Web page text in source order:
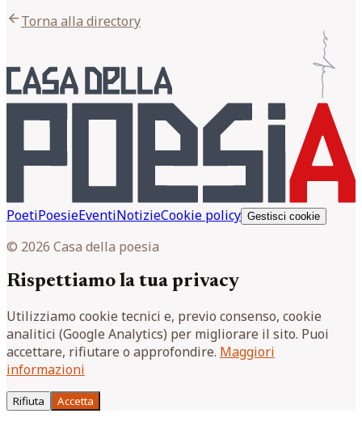
arrow_backTorna alla directory
PoetiPoesieEventiNotizieCookie policy Gestisci cookie
© 2026 Casa della poesia
Rispettiamo la tua privacy
Utilizziamo cookie tecnici e, previo consenso, cookie
analitici (Google Analytics) per migliorare il sito. Puoi
accettare, rifiutare o approfondire. Maggiori
informazioni
Rifiuta Accetta